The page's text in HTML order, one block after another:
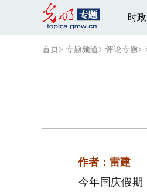
时政
首页 > 专题频道> 评论专题>
作者：雷建
今年国庆假期，